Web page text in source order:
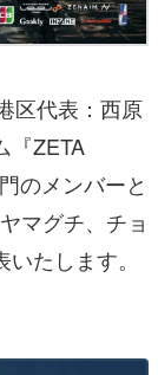
区代表：西原
『ZETA
のメンバーと
マグチ、チョ
たします。